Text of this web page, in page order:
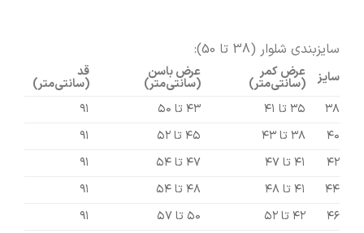
سایزبندی شلوار (38 تا 50):
سایز عرض کمر
(سانتی‌متر)
عرض باسن
(سانتی‌متر)
قد
(سانتی‌متر)
۳۸
۳۵ تا ۴۱ ۴۳ تا ۵۰
۹۱
۴۰
۳۸ تا ۴۳ ۴۵ تا ۵۲
۹۱
۴۲
۴۱ تا ۴۷ ۴۷ تا ۵۴
۹۱
۴۴
۴۱ تا ۴۸ ۴۸ تا ۵۴
۹۱
۴۶
۴۲ تا ۵۲ ۵۰ تا ۵۷
۹۱